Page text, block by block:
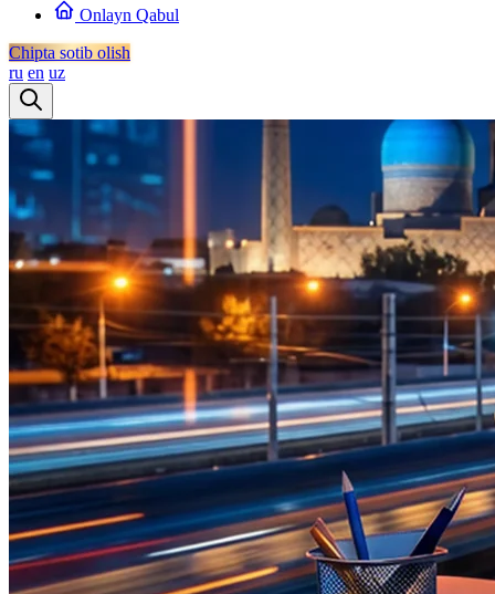
Onlayn Qabul
Chipta sotib olish
ru en uz